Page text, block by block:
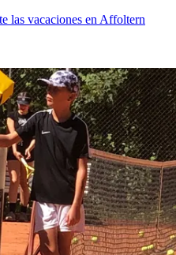
las vacaciones en Affoltern